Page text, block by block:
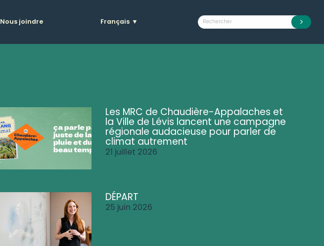
Nous joindre Français ▼
Les MRC de Chaudière-Appalaches et
la Ville de Lévis lancent une campagne
régionale audacieuse pour parler de
climat autrement
21 juillet 2026
DÉPART
25 juin 2026